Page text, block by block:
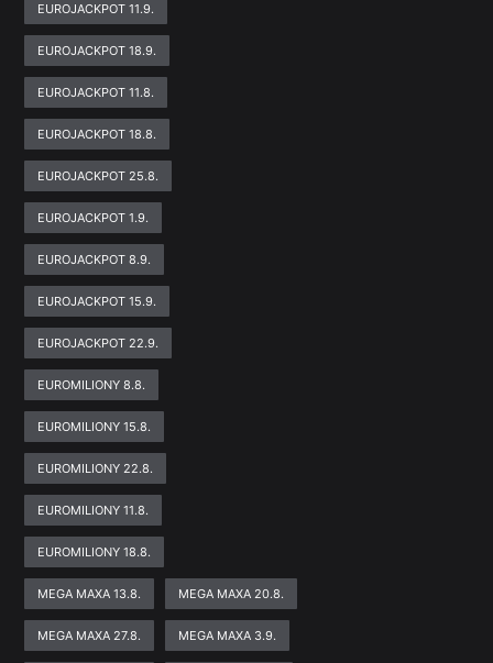
EUROJACKPOT 11.9.
EUROJACKPOT 18.9.
EUROJACKPOT 11.8.
EUROJACKPOT 18.8.
EUROJACKPOT 25.8.
EUROJACKPOT 1.9.
EUROJACKPOT 8.9.
EUROJACKPOT 15.9.
EUROJACKPOT 22.9.
EUROMILIONY 8.8.
EUROMILIONY 15.8.
EUROMILIONY 22.8.
EUROMILIONY 11.8.
EUROMILIONY 18.8.
MEGA MAXA 13.8. MEGA MAXA 20.8.
MEGA MAXA 27.8. MEGA MAXA 3.9.